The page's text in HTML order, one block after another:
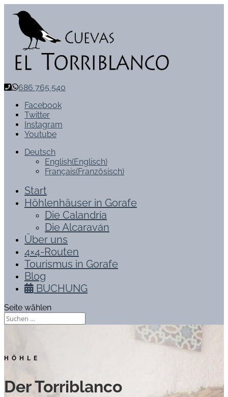
686 765 540
Facebook
Twitter
Instagram
Youtube
Deutsch
English(Englisch)
Français(Französisch)
Start
Höhlenhäuser in Gorafe
Die Calandria
Die Alcaraván
Über uns
4×4-Routen
Tourismus in Gorafe
Blog
BUCHUNG
Seite wählen
HÖHLE
Der Torriblanco